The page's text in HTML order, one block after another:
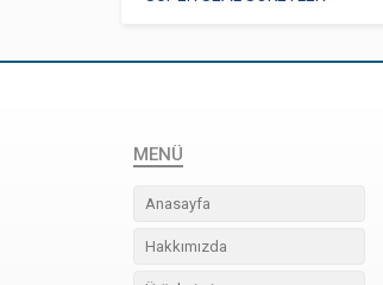
MENÜ
Anasayfa
Hakkımızda